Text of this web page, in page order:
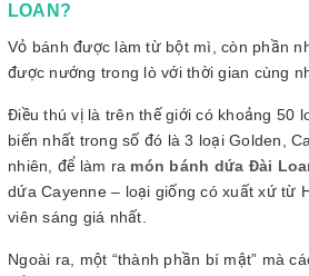
LOAN?
Vỏ bánh được làm từ bột mì, còn phần
được nướng trong lò với thời gian cùng
Điều thú vị là trên thế giới có khoảng 50
biến nhất trong số đó là 3 loại Golden,
nhiên, để làm ra món bánh dứa Đài
dứa Cayenne – loại giống có xuất xứ từ
viên sáng giá nhất.
Ngoài ra, một “thành phần bí mật” mà